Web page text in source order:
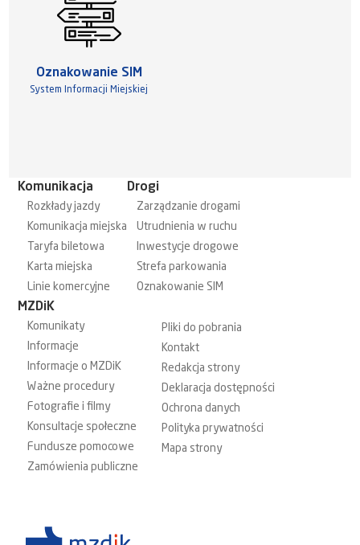
Oznakowanie SIM
System Informacji Miejskiej
Komunikacja
Rozkłady jazdy
Komunikacja miejska
Taryfa biletowa
Karta miejska
Linie komercyjne
Drogi
Zarządzanie drogami
Utrudnienia w ruchu
Inwestycje drogowe
Strefa parkowania
Oznakowanie SIM
MZDiK
Komunikaty
Informacje
Informacje o MZDiK
Ważne procedury
Fotografie i filmy
Konsultacje społeczne
Fundusze pomocowe
Zamówienia publiczne
Pliki do pobrania
Kontakt
Redakcja strony
Deklaracja dostępności
Ochrona danych
Polityka prywatności
Mapa strony